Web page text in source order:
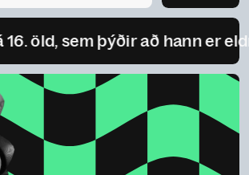
sem þýðir að hann er eldri en